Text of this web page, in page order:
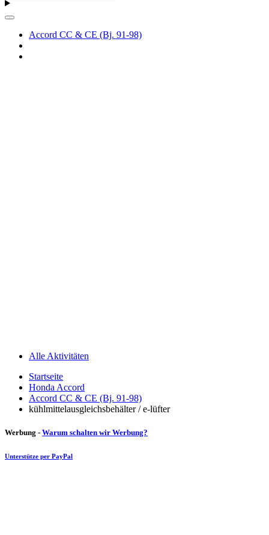
Accord CC & CE (Bj. 91-98)
Alle Aktivitäten
Startseite
Honda Accord
Accord CC & CE (Bj. 91-98)
kühlmittelausgleichsbehälter / e-lüfter
Werbung - Warum schalten wir Werbung?
Unterstütze per PayPal